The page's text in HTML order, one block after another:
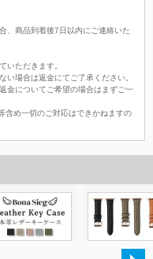
、商品到着後7日以内にご連絡いた
いただきます。
い場合は返金にてご了承ください。
金についてご希望の場合はまずご一
含め一切のご対応はできかねますの